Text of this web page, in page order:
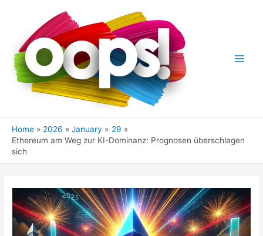
Home 2026 January
29
Ethereum am Weg zur KI-Dominanz: Prognosen überschlagen
sich